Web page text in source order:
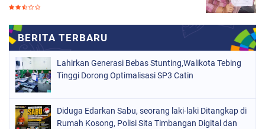
Lahirkan Generasi Bebas Stunting,Walikota Tebing
Tinggi Dorong Optimalisasi SP3 Catin
Diduga Edarkan Sabu, seorang laki-laki Ditangkap di
Rumah Kosong, Polisi Sita Timbangan Digital dan